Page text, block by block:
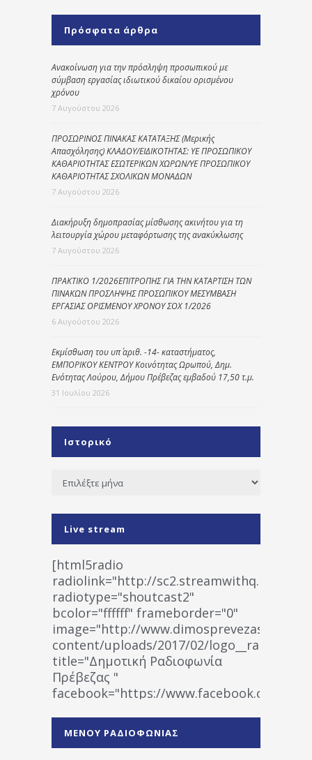
Πρόσφατα άρθρα
Ανακοίνωση για την πρόσληψη προσωπικού με
σύμβαση εργασίας ιδιωτικού δικαίου ορισμένου
χρόνου
7 Αυγούστου 2026
ΠΡΟΣΩΡΙΝΟΣ ΠΙΝΑΚΑΣ ΚΑΤΑΤΑΞΗΣ (Μερικής
Απασχόλησης) ΚΛΑΔΟΥ/ΕΙΔΙΚΟΤΗΤΑΣ: ΥΕ ΠΡΟΣΩΠΙΚΟΥ
ΚΑΘΑΡΙΟΤΗΤΑΣ ΕΣΩΤΕΡΙΚΩΝ ΧΩΡΩΝ/ΥΕ ΠΡΟΣΩΠΙΚΟΥ
ΚΑΘΑΡΙΟΤΗΤΑΣ ΣΧΟΛΙΚΩΝ ΜΟΝΑΔΩΝ
7 Αυγούστου 2026
Διακήρυξη δημοπρασίας μίσθωσης ακινήτου για τη
λειτουργία χώρου μεταφόρτωσης της ανακύκλωσης
7 Αυγούστου 2026
ΠΡΑΚΤΙΚΟ 1/2026ΕΠΙΤΡΟΠΗΣ ΓΙΑ ΤΗΝ ΚΑΤΑΡΤΙΣΗ ΤΩΝ
ΠΙΝΑΚΩΝ ΠΡΟΣΛΗΨΗΣ ΠΡΟΣΩΠΙΚΟΥ ΜΕΣΥΜΒΑΣΗ
ΕΡΓΑΣΙΑΣ ΟΡΙΣΜΕΝΟΥ ΧΡΟΝΟΥ ΣΟΧ 1/2026
6 Αυγούστου 2026
Εκμίσθωση του υπ΄ αριθ. -14- καταστήματος,
ΕΜΠΟΡΙΚΟΥ ΚΕΝΤΡΟΥ Κοινότητας Ωρωπού, Δημ.
Ενότητας Λούρου, Δήμου Πρέβεζας εμβαδού 17,50 τ.μ.
31 Ιουλίου 2026
Ιστορικό
Ιστορικό
Live stream
[html5radio
radiolink="http://
radiotype="shoutcast2"
bcolor="ffffff" frameborder="0"
image="http://www.dimosprevezas.gr/wp-
content/uploads/2017/02/
title="Δημοτική Ραδιοφωνία
Πρέβεζας "
facebook="https://www.facebook.com/
1531194763766854/" artist="" ]
ΜΕΝΟΥ ΡΑΔΙΟΦΩΝΙΑΣ